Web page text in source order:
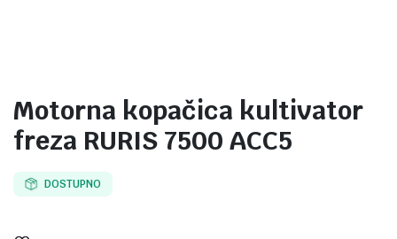
Motorna kopačica kultivator
freza RURIS 7500 ACC5
DOSTUPNO